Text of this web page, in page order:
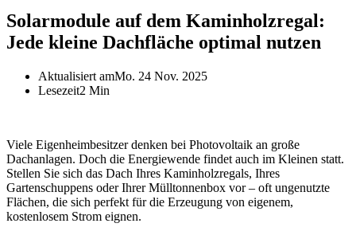
Solarmodule auf dem Kaminholzregal:
Jede kleine Dachfläche optimal nutzen
Aktualisiert amMo. 24 Nov. 2025
Lesezeit2 Min
Viele Eigenheimbesitzer denken bei Photovoltaik an große
Dachanlagen. Doch die Energiewende findet auch im Kleinen statt.
Stellen Sie sich das Dach Ihres Kaminholzregals, Ihres
Gartenschuppens oder Ihrer Mülltonnenbox vor – oft ungenutzte
Flächen, die sich perfekt für die Erzeugung von eigenem,
kostenlosem Strom eignen.